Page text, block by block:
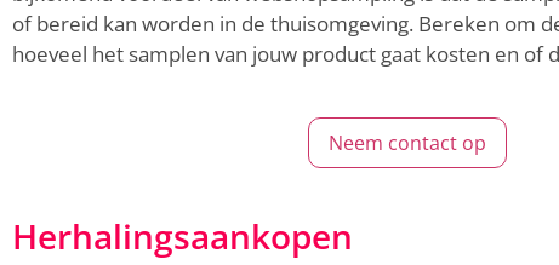
of bereid kan worden in de thuisomgeving. Bereken om
hoeveel het samplen van jouw product gaat kosten en of
Neem contact op
Herhalingsaankopen